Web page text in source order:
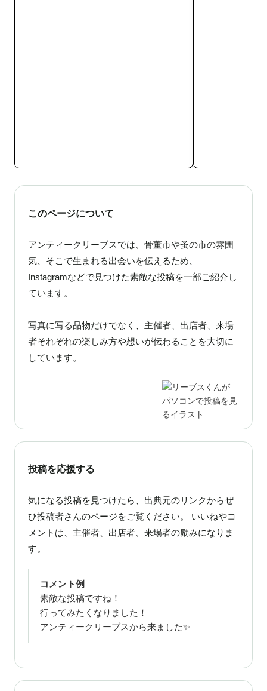
・ärt studio önra
のから比較的新しいものまで、ユーモアやペーソスを感じる古
日時： 5月22日(金) 17:00～20:00、5月23日(土)・24日(日) 10:00
～17:00
入場料： 無料
・
・
#骨董通りの蚤の市 #サステナブルな暮らし #アップサイクル #
インテリア好き #空間デザイン #マンションリノベーション #リ
ノベる #sugata_renoveru
このページについて
アンティークリーブスでは、骨董市や蚤の市の雰囲
気、そこで生まれる出会いを伝えるため、
Instagramなどで見つけた素敵な投稿を一部ご紹介し
ています。
写真に写る品物だけでなく、主催者、出店者、来場
者それぞれの楽しみ方や想いが伝わることを大切に
しています。
投稿を応援する
気になる投稿を見つけたら、出典元のリンクからぜ
ひ投稿者さんのページをご覧ください。 いいねやコ
メントは、主催者、出店者、来場者の励みになりま
す。
コメント例
素敵な投稿ですね！
行ってみたくなりました！
アンティークリーブスから来ました✨